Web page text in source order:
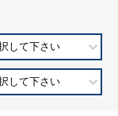
して下さい
して下さい